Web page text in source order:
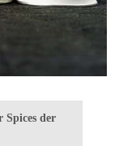
Spices der